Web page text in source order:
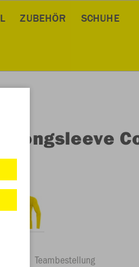
ZUBEHÖR SCHUHE
Longsleeve
Teambestellung